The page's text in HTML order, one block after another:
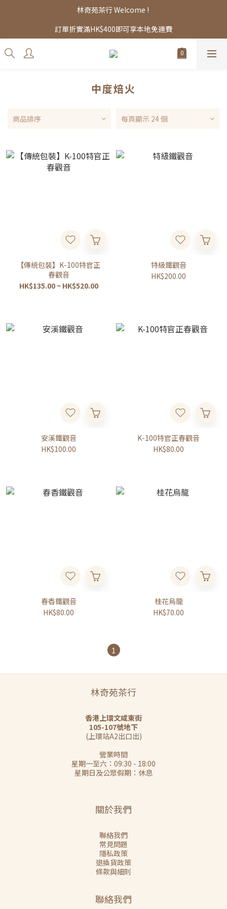
林奇苑茶行 Welcome !
訂單折實滿HK$400即可享本地免運費
中度焙火
商品排序 每頁顯示 24 個
【傳統包裝】K-100特官正
春觀音
HK$135.00 ~ HK$520.00
特級鐵觀音
HK$200.00
安溪鐵觀音
HK$100.00
K-100特官正春觀音
HK$80.00
春香鐵觀音
HK$80.00
桂花烏龍
HK$70.00
1
林奇苑茶行
香港上環文咸東街
105-107號地下
(上環站A2出口出)
營業時間
星期一至六：09:30 - 18:00
星期日及公眾假期：休息
關於我們
聯絡我們
常見問題
隱私政策
退換貨政策
條款與細則
聯絡我們